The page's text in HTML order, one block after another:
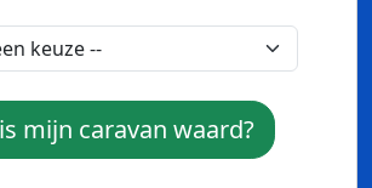
mijn caravan waard?